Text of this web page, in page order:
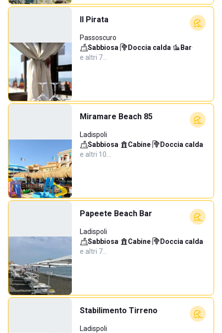
Il Pirata
Passoscuro
Sabbiosa· Doccia calda· Bar·
e altri 7…
Miramare Beach 85
Ladispoli
Sabbiosa· Cabine· Doccia calda·
e altri 10…
Papeete Beach Bar
Ladispoli
Sabbiosa· Cabine· Doccia calda·
e altri 7…
Stabilimento Tirreno
Ladispoli